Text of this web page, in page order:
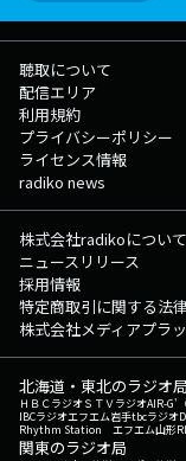
聴取について
配信エリア
利用規約
プライバシーポリシー
ライセンス情報
radiko news
株式会社radikoについて
ニュースリリース
採用情報
特定商取引に関する法
株式会社メディアプラ
北海道・東北のラジオ局
ＨＢＣラジオＳＴＶラジオAIR-G'
IBCラジオエフエム岩手tbcラジオ
Rhythm Station エフエム山形
関東のラジオ局